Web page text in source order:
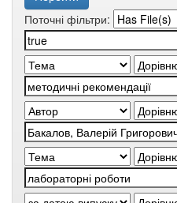
Поточні фільтри: